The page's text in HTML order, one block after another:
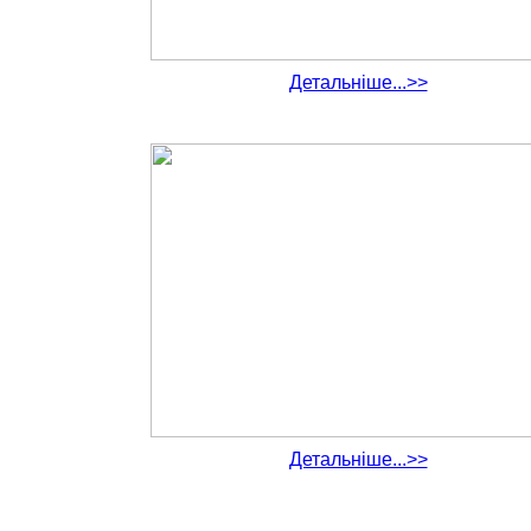
Детальніше...>>
Детальніше...>>